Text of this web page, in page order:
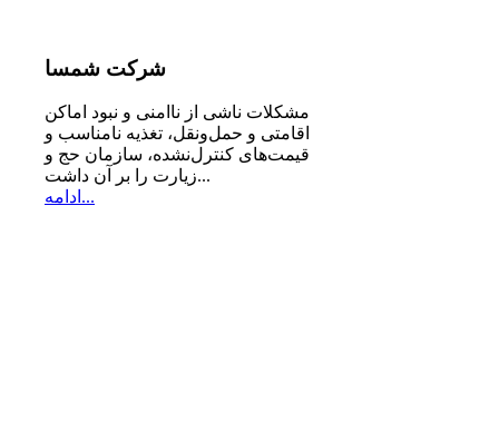
شرکت شمسا
مشكلات ناشی از ناامنی و نبود اماكن
اقامتی و حمل‌ونقل، تغذیه‌ نامناسب و
قیمت‌های كنترل‌نشده، سازمان حج و
زیارت را بر آن داشت...
ادامه...